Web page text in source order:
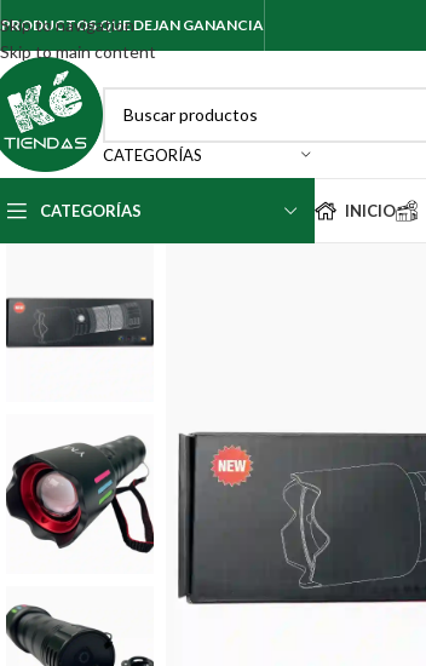
Skip to navigation
Skip to main content
PRODUCTOS QUE DEJAN GANANCIA
CATEGORÍAS
CATEGORÍAS INICIO